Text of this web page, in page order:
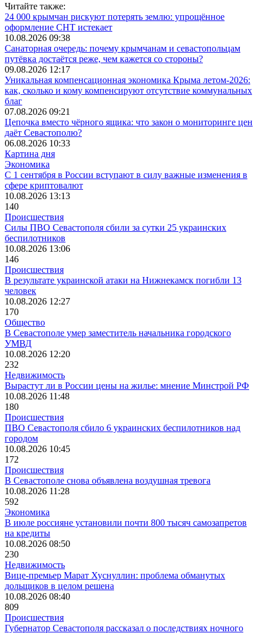
Читайте также:
24 000 крымчан рискуют потерять землю: упрощённое
оформление СНТ истекает
10.08.2026 09:38
Санаторная очередь: почему крымчанам и севастопольцам
путёвка достаётся реже, чем кажется со стороны?
09.08.2026 12:17
Уникальная компенсационная экономика Крыма летом-2026:
как, сколько и кому компенсируют отсутствие коммунальных
благ
07.08.2026 09:21
Цепочка вместо чёрного ящика: что закон о мониторинге цен
даёт Севастополю?
06.08.2026 10:33
Картина дня
Экономика
С 1 сентября в России вступают в силу важные изменения в
сфере криптовалют
10.08.2026 13:13
140
Происшествия
Силы ПВО Севастополя сбили за сутки 25 украинских
беспилотников
10.08.2026 13:06
146
Происшествия
В результате украинской атаки на Нижнекамск погибли 13
человек
10.08.2026 12:27
170
Общество
В Севастополе умер заместитель начальника городского
УМВД
10.08.2026 12:20
232
Недвижимость
Вырастут ли в России цены на жилье: мнение Минстрой РФ
10.08.2026 11:48
180
Происшествия
ПВО Севастополя сбило 6 украинских беспилотников над
городом
10.08.2026 10:45
172
Происшествия
В Севастополе снова объявлена воздушная тревога
10.08.2026 11:28
592
Экономика
В июле россияне установили почти 800 тысяч самозапретов
на кредиты
10.08.2026 08:50
230
Недвижимость
Вице-премьер Марат Хуснуллин: проблема обманутых
дольщиков в целом решена
10.08.2026 08:40
809
Происшествия
Губернатор Севастополя рассказал о последствиях ночного